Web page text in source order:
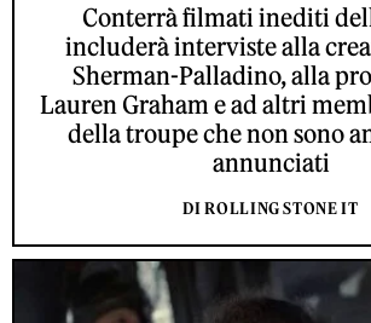
Conterrà filmati inediti
includerà interviste alla
Sherman-Palladino, alla
Lauren Graham e ad altri
della troupe che non sono
annunciati
DI ROLLING STONE IT